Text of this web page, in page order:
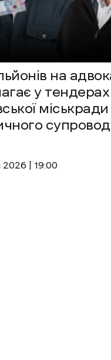
на
у тендерах
міськради
2026 | 19:00